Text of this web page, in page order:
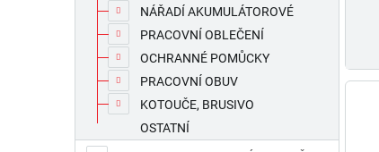
NÁŘADÍ AKUMULÁTOROVÉ
PRACOVNÍ OBLEČENÍ
OCHRANNÉ POMŮCKY
PRACOVNÍ OBUV
KOTOUČE, BRUSIVO
OSTATNÍ